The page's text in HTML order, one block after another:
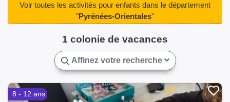
1 colonie de vacances
Voir toutes les activités pour enfants dans le département
"Pyrénées-Orientales"
Affinez votre recherche
8 - 12 ans